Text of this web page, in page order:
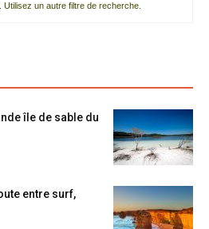
un autre filtre de recherche.
île de sable du
entre surf,